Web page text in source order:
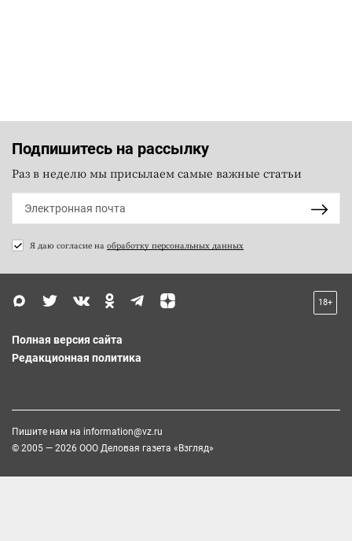
Подпишитесь на рассылку
Раз в неделю мы присылаем самые важные статьи
Я даю согласие на обработку персональных данных
18+
Полная версия сайта
Редакционная политика
Пишите нам на information@vz.ru
© 2005 — 2026 ООО Деловая газета «Взгляд»